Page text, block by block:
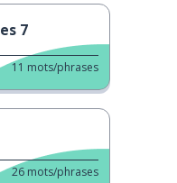
7
11 mots/phrases
26 mots/phrases